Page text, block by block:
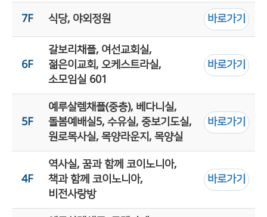
7F 식당, 야외정원 바로가기
6F
갈보리채플, 여선교회실,
젊은이교회, 오케스트라실,
소모임실 601
바로가기
5F
예루살렘채플(중층), 베다니실,
돌봄예배실5, 수유실, 중보기도실,
원로목사실, 목양라운지, 목양실
바로가기
4F
역사실, 꿈과 함께 코이노니아,
책과 함께 코이노니아,
비전사랑방
바로가기